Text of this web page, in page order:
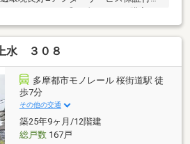
イフプランのシミュレーション診断◎
う物件（未公開含む）のご提案弊社は
す。お客さまに寄り添ったサービス
す。それぞれのご家族にあう価値をご
す。まずはお気軽に現地をご覧下さい
事項、ご見学希望のお客様は下記番
い。お問合せ先：0120-127-511いつ
おります。
水 ３０８
多摩都市モノレール 桜街道駅 徒
歩7分
その他の交通
築25年9ヶ月/12階建
総戸数167戸